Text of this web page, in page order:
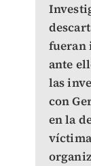
fueran
ante
las
con
en la